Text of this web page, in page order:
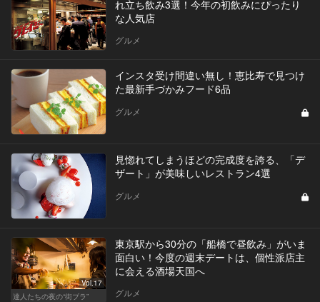
れ立ち飲み3選！今年の初飲みにぴったり
な人気店
グルメ
インスタ受け間違い無し！恵比寿で見つけ
た最新手づかみフード6品
グルメ
見惚れてしまうほどの完成度を誇る、「デ
ザート」が美味しいレストラン4選
グルメ
Vol.17
達人たちの夜の“街ブラ”
東京駅から30分の「船橋で昼飲み」がいま
面白い！今度の週末デートは、個性派店主
に会える酒場天国へ
グルメ